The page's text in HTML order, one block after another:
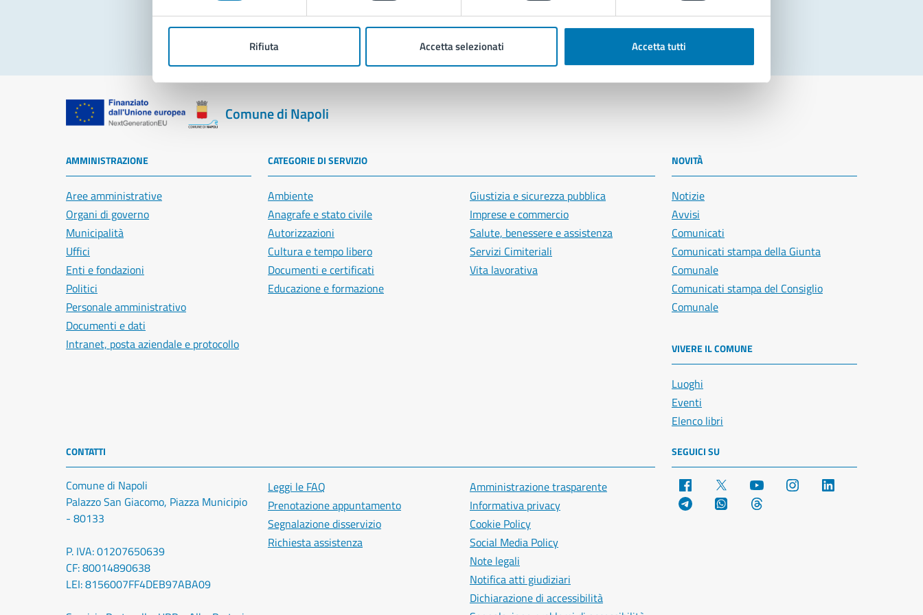
Rifiuta Accetta selezionati Accetta tutti
Segnala disservizio
Comune di Napoli
AMMINISTRAZIONE
Aree amministrative
Organi di governo
Municipalità
Uffici
Enti e fondazioni
Politici
Personale amministrativo
Documenti e dati
Intranet, posta aziendale e protocollo
CATEGORIE DI SERVIZIO
Ambiente
Anagrafe e stato civile
Autorizzazioni
Cultura e tempo libero
Documenti e certificati
Educazione e formazione
Giustizia e sicurezza pubblica
Imprese e commercio
Salute, benessere e assistenza
Servizi Cimiteriali
Vita lavorativa
NOVITÀ
Notizie
Avvisi
Comunicati
Comunicati stampa della Giunta
Comunale
Comunicati stampa del Consiglio
Comunale
VIVERE IL COMUNE
Luoghi
Eventi
Elenco libri
CONTATTI
Comune di Napoli
Palazzo San Giacomo, Piazza Municipio
- 80133
P. IVA: 01207650639
CF: 80014890638
LEI: 8156007FF4DEB97ABA09
Leggi le FAQ
Prenotazione appuntamento
Segnalazione disservizio
Richiesta assistenza
Amministrazione trasparente
Informativa privacy
Cookie Policy
Social Media Policy
Note legali
Notifica atti giudiziari
Dichiarazione di accessibilità
SEGUICI SU
Facebook YouTube Instagram
Telegram WhatsApp